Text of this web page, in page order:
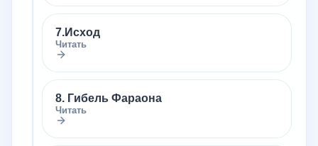
7.Исход
Читать
8. Гибель Фараона
Читать